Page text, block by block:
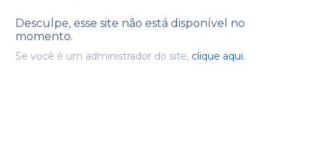
Desculpe, esse site não está disponível no
momento.
Se você é um administrador do site, clique aqui.